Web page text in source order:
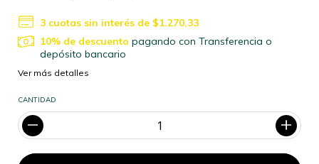
3 cuotas sin interés de $1.270,33
10% de descuento pagando con Transferencia o
depósito bancario
Ver más detalles
CANTIDAD